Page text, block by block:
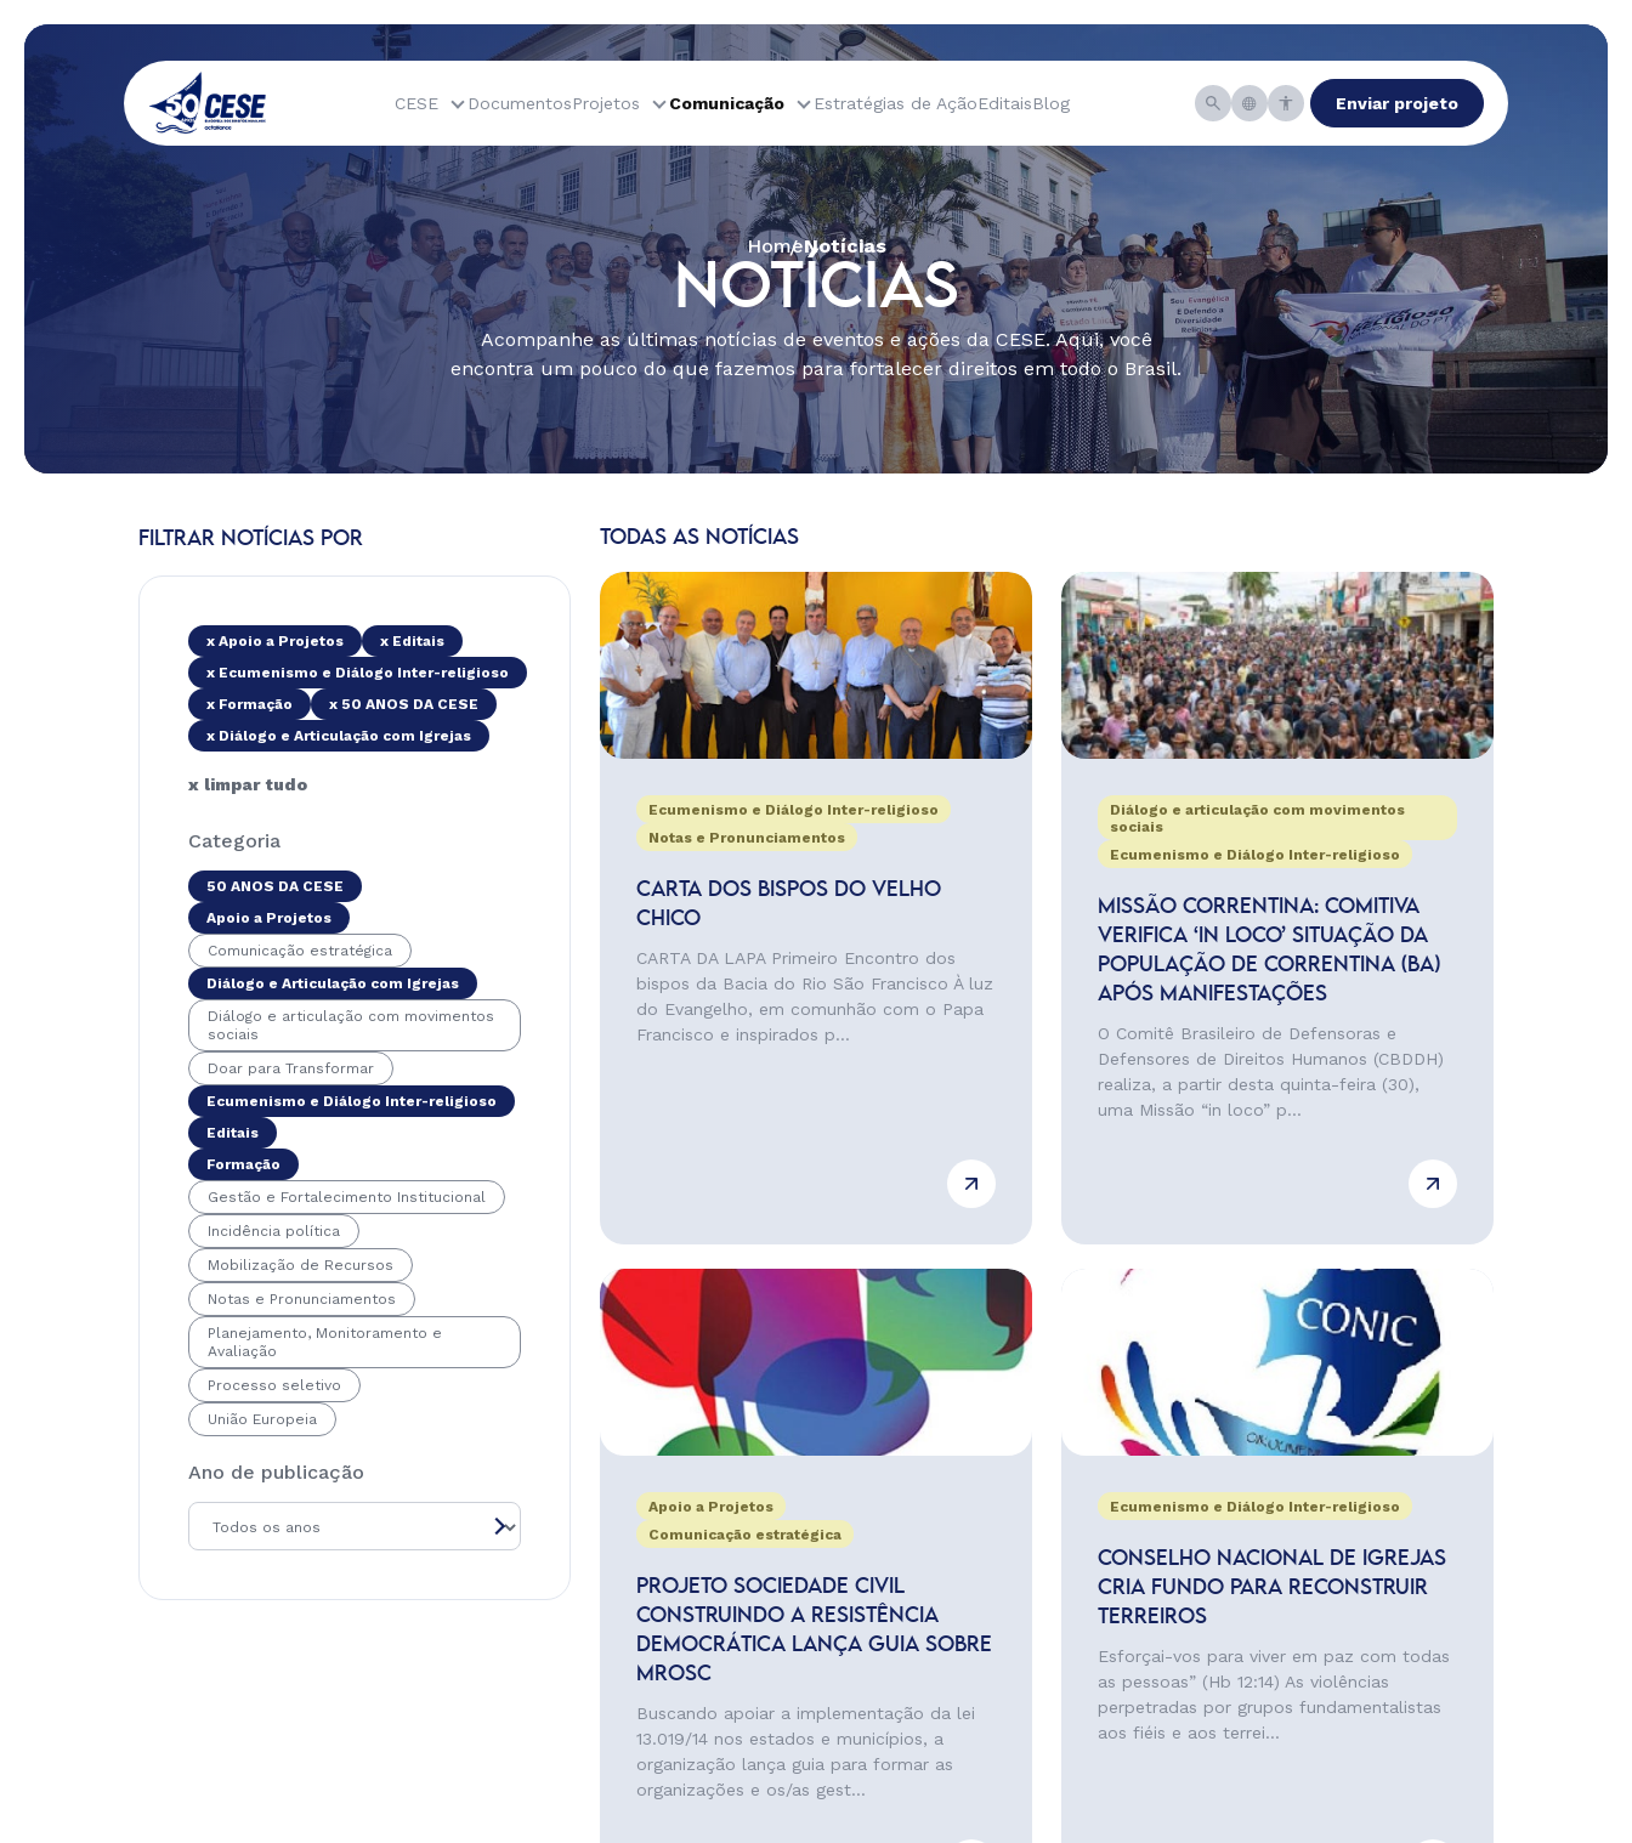
CESE DocumentosProjetos Comunicação Estratégias de AçãoEditaisBlog Enviar projeto
HomeNotícias
NOTÍCIAS
Acompanhe as últimas notícias de eventos e ações da CESE. Aqui, você
encontra um pouco do que fazemos para fortalecer direitos em todo o Brasil.
FILTRAR NOTÍCIAS POR
x Apoio a Projetos
x Editais
x Ecumenismo e Diálogo Inter-religioso
x Formação
x 50 ANOS DA CESE
x Diálogo e Articulação com Igrejas
x limpar tudo
Categoria
50 ANOS DA CESE
Apoio a Projetos
Comunicação estratégica
Diálogo e Articulação com Igrejas
Diálogo e articulação com movimentos
sociais
Doar para Transformar
Ecumenismo e Diálogo Inter-religioso
Editais
Formação
Gestão e Fortalecimento Institucional
Incidência política
Mobilização de Recursos
Notas e Pronunciamentos
Planejamento, Monitoramento e
Avaliação
Processo seletivo
União Europeia
Ano de publicação
TODAS AS NOTÍCIAS
Ecumenismo e Diálogo Inter-religioso
Notas e Pronunciamentos
CARTA DOS BISPOS DO VELHO
CHICO
CARTA DA LAPA Primeiro Encontro dos
bispos da Bacia do Rio São Francisco À luz
do Evangelho, em comunhão com o Papa
Francisco e inspirados p...
Diálogo e articulação com movimentos
sociais
Ecumenismo e Diálogo Inter-religioso
MISSÃO CORRENTINA: COMITIVA
VERIFICA ‘IN LOCO’ SITUAÇÃO DA
POPULAÇÃO DE CORRENTINA (BA)
APÓS MANIFESTAÇÕES
O Comitê Brasileiro de Defensoras e
Defensores de Direitos Humanos (CBDDH)
realiza, a partir desta quinta-feira (30),
uma Missão “in loco” p...
Apoio a Projetos
Comunicação estratégica
PROJETO SOCIEDADE CIVIL
CONSTRUINDO A RESISTÊNCIA
DEMOCRÁTICA LANÇA GUIA SOBRE
MROSC
Buscando apoiar a implementação da lei
13.019/14 nos estados e municípios, a
organização lança guia para formar as
organizações e os/as gest...
Ecumenismo e Diálogo Inter-religioso
CONSELHO NACIONAL DE IGREJAS
CRIA FUNDO PARA RECONSTRUIR
TERREIROS
Esforçai-vos para viver em paz com todas
as pessoas” (Hb 12:14) As violências
perpetradas por grupos fundamentalistas
aos fiéis e aos terrei...